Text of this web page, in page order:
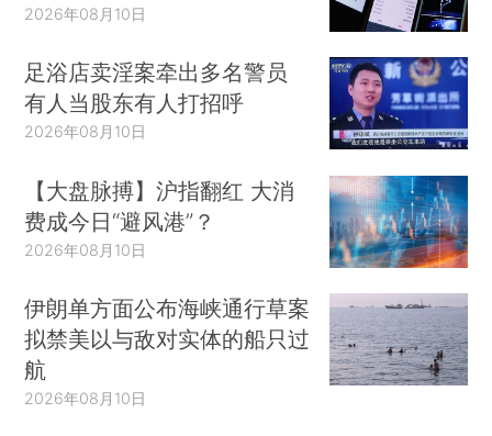
2026年08月10日
足浴店卖淫案牵出多名警员
有人当股东有人打招呼
2026年08月10日
【大盘脉搏】沪指翻红 大消
费成今日“避风港”？
2026年08月10日
伊朗单方面公布海峡通行草案
拟禁美以与敌对实体的船只过
航
2026年08月10日